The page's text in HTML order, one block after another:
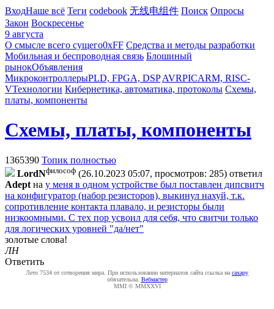
ВходНаше всё Теги codebook 无线电组件 Поиск Опросы
Закон Воскресенье
9 августа
О смысле всего сущего0xFF Средства и методы разработки
Мобильная и беспроводная связь Блошиный
рынокОбъявления
МикроконтроллерыPLD, FPGA, DSP AVRPICARM, RISC-
VТехнологии Кибернетика, автоматика, протоколы Схемы,
платы, компоненты
Схемы, платы, компоненты
1365390 Топик полностью
LordNфилософ (26.10.2023 05:07, просмотров: 285) ответил
Adept на у меня в одном устройстве был поставлен дипсвитч
на конфигуратор (набор резисторов), выкинул нахуй, т.к.
сопротивление контакта плавало, и резисторы были
низкоомными. С тех пор усвоил для себя, что свитчи только
для логических уровней "да/нет"
золотые слова!
ЛН
Ответить
Лето 7534 от сотворения мира. При использовании материалов сайта ссылка на caxapу
обязательна. Вебмастер
MMI © MMXXVI